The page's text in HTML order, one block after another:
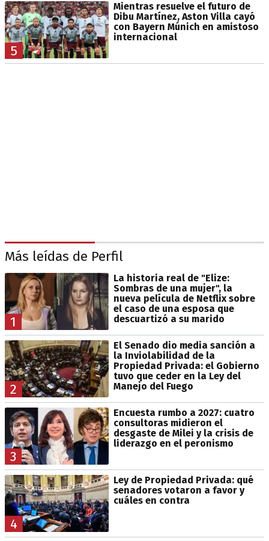
5
Mientras resuelve el futuro de
Dibu Martínez, Aston Villa cayó
con Bayern Múnich en amistoso
internacional
Más leídas de Perfil
1
La historia real de "Elize:
Sombras de una mujer", la
nueva película de Netflix sobre
el caso de una esposa que
descuartizó a su marido
2
El Senado dio media sanción a
la Inviolabilidad de la
Propiedad Privada: el Gobierno
tuvo que ceder en la Ley del
Manejo del Fuego
3
Encuesta rumbo a 2027: cuatro
consultoras midieron el
desgaste de Milei y la crisis de
liderazgo en el peronismo
4
Ley de Propiedad Privada: qué
senadores votaron a favor y
cuáles en contra